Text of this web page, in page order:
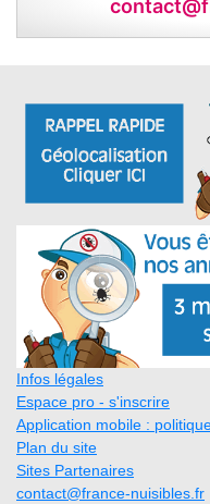
Infos légales
Espace pro - s'inscrire
Application mobile :
Plan du site
Sites Partenaires
contact@france-nuisibles.fr